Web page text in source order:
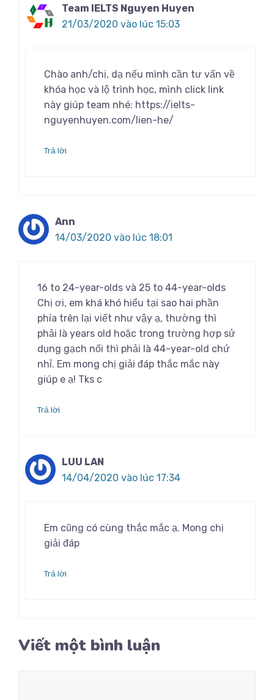
Team IELTS Nguyen Huyen
21/03/2020 vào lúc 15:03
Chào anh/chị, dạ nếu mình cần tư vấn về
khóa học và lộ trình học, mình click link
này giúp team nhé: https://ielts-
nguyenhuyen.com/lien-he/
Trả lời
Ann
14/03/2020 vào lúc 18:01
16 to 24-year-olds và 25 to 44-year-olds
Chị ơi, em khá khó hiểu tại sao hai phần
phía trên lại viết như vậy ạ, thường thì
phải là years old hoặc trong trường hợp sử
dụng gạch nối thì phải là 44-year-old chứ
nhỉ. Em mong chị giải đáp thắc mắc này
giúp e ạ! Tks c
Trả lời
LUU LAN
14/04/2020 vào lúc 17:34
Em cũng có cùng thắc mắc ạ. Mong chị
giải đáp
Trả lời
Viết một bình luận